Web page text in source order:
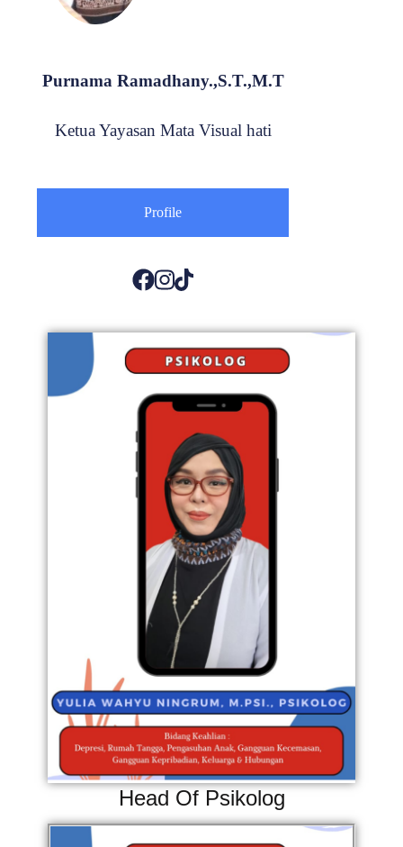
Purnama Ramadhany.,S.T.,M.T
Ketua Yayasan Mata Visual hati
Profile
Head Of Psikolog